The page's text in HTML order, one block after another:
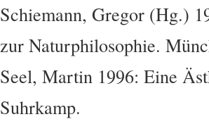
Schiemann, Gregor (Hg.)
zur Naturphilosophie.
Seel, Martin 1996: Eine
Suhrkamp.